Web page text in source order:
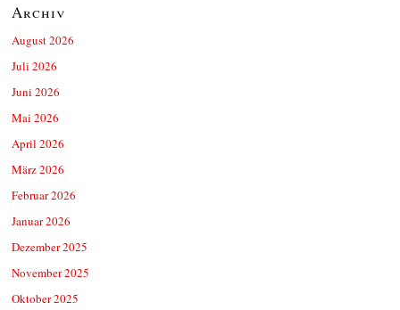
Archiv
August 2026
Juli 2026
Juni 2026
Mai 2026
April 2026
März 2026
Februar 2026
Januar 2026
Dezember 2025
November 2025
Oktober 2025